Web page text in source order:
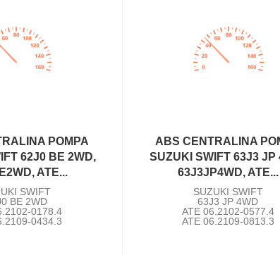
POMPA
62J0 BE 2WD,
ATE...
SWIFT
BE 2WD
0178.4
0434.3
ABS CENTRALINA
SUZUKI SWIFT 63J3 JP
63J3JP4WD, ATE...
SUZUKI SWIFT
63J3 JP 4WD
ATE 06.2102-0577.4
ATE 06.2109-0813.3